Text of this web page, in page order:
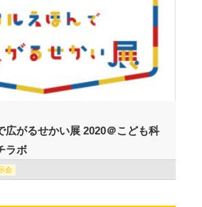
広がるせかい展 2020＠こども科
ラボ
会